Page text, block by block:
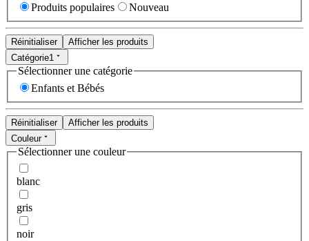
Produits populaires Nouveau
Réinitialiser
Afficher les produits
Catégorie1
Sélectionner une catégorie
Enfants et Bébés
Réinitialiser
Afficher les produits
Couleur
Sélectionner une couleur
blanc
gris
noir